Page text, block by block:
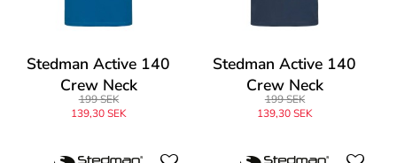
Stedman Active 140
Crew Neck
199 SEK
139,30 SEK
Stedman Active 140
Crew Neck
199 SEK
139,30 SEK